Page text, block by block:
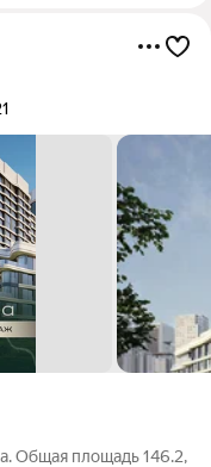
Общая площадь 146.2,